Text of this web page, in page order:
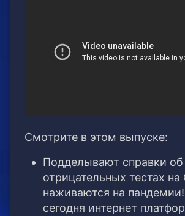
Смотрите в этом выпуске:
Подделывают справки об
отрицательных тестах на
наживаются на
сегодня интернет